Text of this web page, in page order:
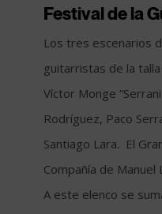
Festival de la
Los tres escenarios
guitarristas de la talla
Víctor Monge
Rodríguez, Paco
Santiago Lara. El
Compañía de Manuel
A este elenco se